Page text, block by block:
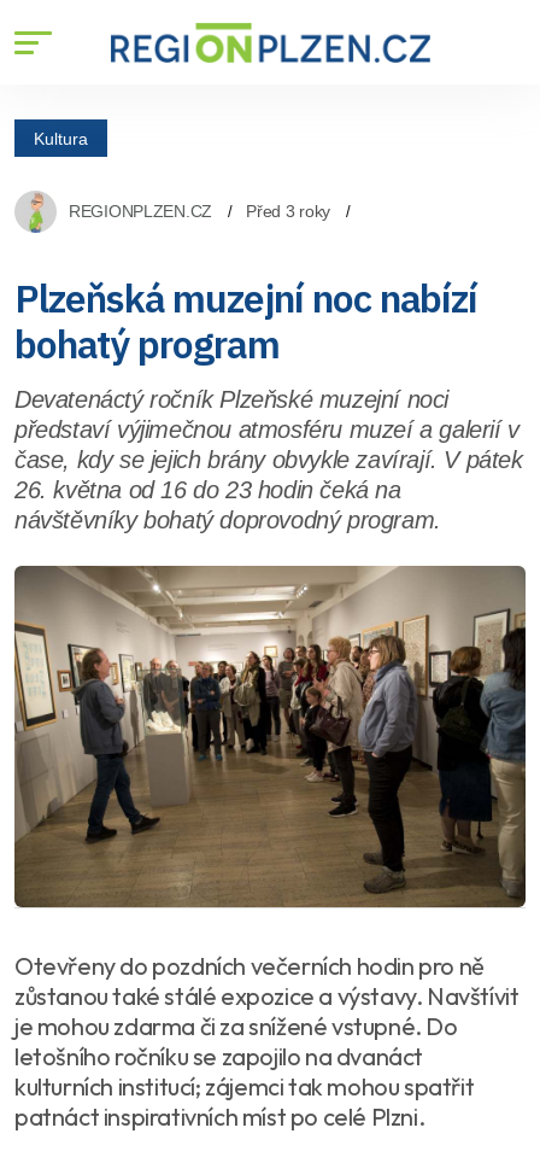
Kultura
REGIONPLZEN.CZ Před 3 roky
Plzeňská muzejní noc nabízí
bohatý program
Devatenáctý ročník Plzeňské muzejní noci
představí výjimečnou atmosféru muzeí a galerií v
čase, kdy se jejich brány obvykle zavírají. V pátek
26. května od 16 do 23 hodin čeká na
návštěvníky bohatý doprovodný program.
Otevřeny do pozdních večerních hodin pro ně
zůstanou také stálé expozice a výstavy. Navštívit
je mohou zdarma či za snížené vstupné. Do
letošního ročníku se zapojilo na dvanáct
kulturních institucí; zájemci tak mohou spatřit
patnáct inspirativních míst po celé Plzni.